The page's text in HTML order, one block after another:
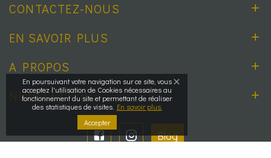
CONTACTEZ-NOUS
EN SAVOIR PLUS
A PROPOS
NEWSLETTER
Blog
En poursuivant votre navigation sur ce site, vous
acceptez l'utilisation de Cookies nécessaires au
fonctionnement du site et permettant de réaliser
des statistiques de visites. En savoir plus.
Accepter